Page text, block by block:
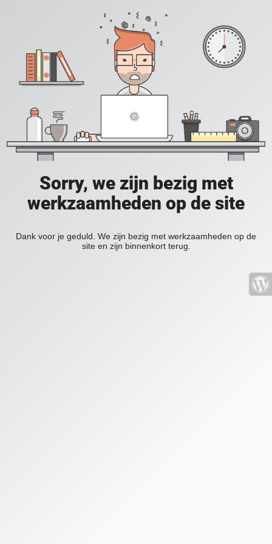
Sorry, we zijn bezig met
werkzaamheden op de site
Dank voor je geduld. We zijn bezig met werkzaamheden op de
site en zijn binnenkort terug.